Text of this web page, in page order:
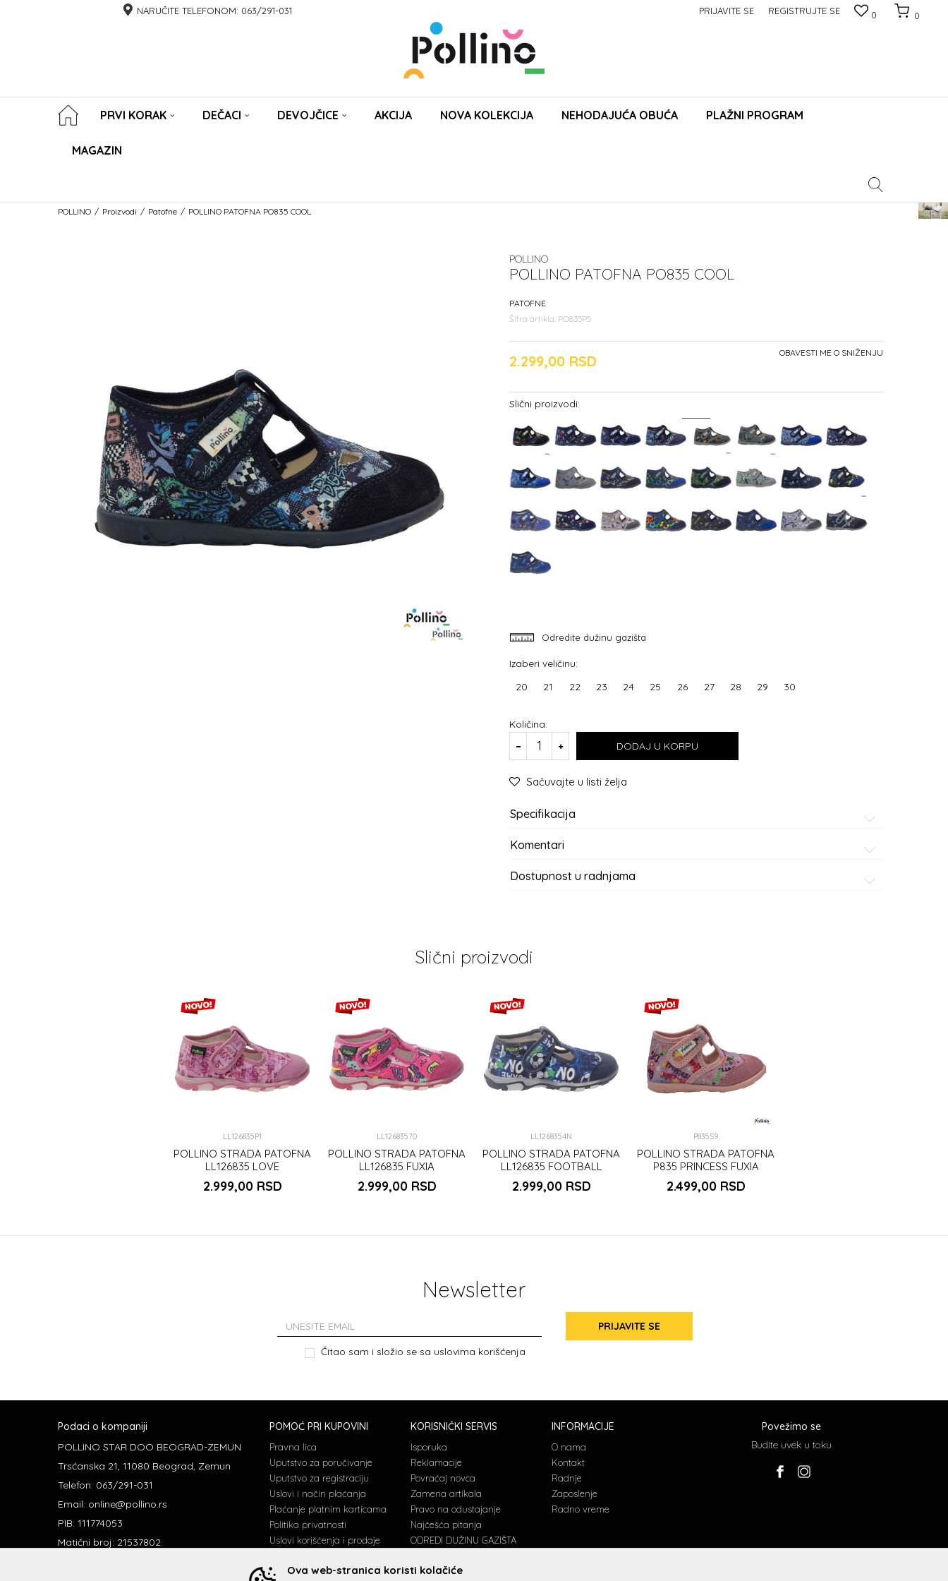
NARUČITE TELEFONOM: 063/291-031 0
0
PRIJAVITE SE REGISTRUJTE SE
PRVI KORAK DEČACI DEVOJČICE AKCIJA NOVA KOLEKCIJA NEHODAJUĆA OBUĆA PLAŽNI PROGRAM
MAGAZIN
POLLINO Proizvodi Patofne POLLINO PATOFNA PO835 COOL
POLLINO
POLLINO PATOFNA PO835 COOL
PATOFNE
Šifra artikla: PO835P5
2.299,00 RSD OBAVESTI ME O SNIŽENJU
Slični proizvodi:
Odredite dužinu gazišta
Izaberi veličinu:
20 21 22 23 24 25 26 27 28 29 30
Količina:
DODAJ U KORPU
Sačuvajte u listi želja
Specifikacija
Komentari
Dostupnost u radnjama
Slični proizvodi
LL126835P1
POLLINO STRADA PATOFNA
LL126835 LOVE
2.999,00 RSD
LL12683570
POLLINO STRADA PATOFNA
LL126835 FUXIA
2.999,00 RSD
LL1268354N
POLLINO STRADA PATOFNA
LL126835 FOOTBALL
2.999,00 RSD
P835S9
POLLINO STRADA PATOFNA
P835 PRINCESS FUXIA
2.499,00 RSD
Newsletter
PRIJAVITE SE
Čitao sam i složio se sa uslovima korišćenja
Podaci o kompaniji
POLLINO STAR DOO BEOGRAD-ZEMUN
Trsćanska 21, 11080 Beograd, Zemun
Telefon: 063/291-031
Email: online@pollino.rs
PIB: 111774053
Matični broj: 21537802
POMOĆ PRI KUPOVINI
Pravna lica
Uputstvo za poručivanje
Uputstvo za registraciju
Uslovi i način plaćanja
Plaćanje platnim karticama
Politika privatnosti
Uslovi korišćenja i prodaje
KORISNIČKI SERVIS
Isporuka
Reklamacije
Povraćaj novca
Zamena artikala
Pravo na odustajanje
Najčešća pitanja
ODREDI DUŽINU GAZIŠTA
INFORMACIJE
O nama
Kontakt
Radnje
Zaposlenje
Radno vreme
Povežimo se
Budite uvek u toku
Ova web-stranica koristi kolačiće